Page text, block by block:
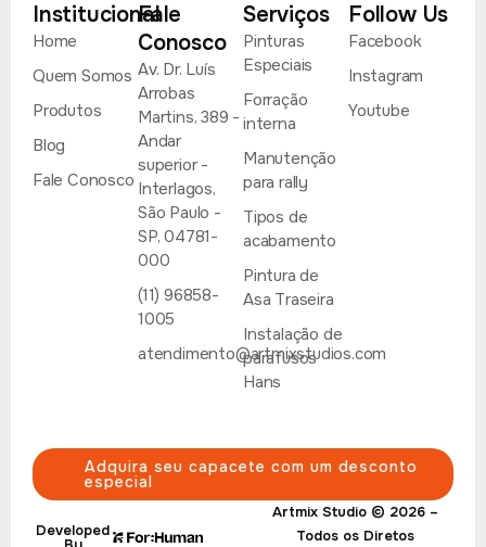
Institucional
Home
Quem Somos
Produtos
Blog
Fale Conosco
Fale
Conosco
Av. Dr. Luís
Arrobas
Martins, 389 -
Andar
superior -
Interlagos,
São Paulo -
SP, 04781-
000
(11) 96858-
1005
atendimento@artmixstudios.com
Serviços
Pinturas
Especiais
Forração
interna
Manutenção
para rally
Tipos de
acabamento
Pintura de
Asa Traseira
Instalação de
parafusos
Hans
Follow Us
Facebook
Instagram
Youtube
Adquira seu capacete com um desconto
especial
Artmix Studio © 2026 –
Todos os Diretos
Developed